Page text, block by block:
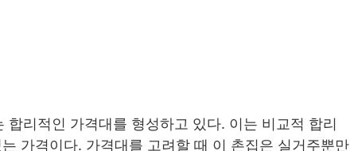
리적인 가격대를 형성하고 있다. 이는 비교적 합리
가격이다. 가격대를 고려할 때 이 촌집은 실거주뿐만